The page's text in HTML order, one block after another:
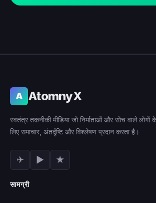
A AtomnyX
स्वतंत्र तकनीकी मीडिया जो निर्माताओं और सोच वाले लोगों
लिए समाचार, अंतर्दृष्टि और विश्लेषण प्रदान करता है।
✈ ▶ ★
सामग्री